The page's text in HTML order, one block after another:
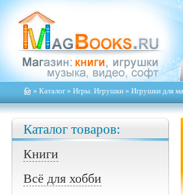
» Каталог » Игры. Игрушки » Игрушки для
Каталог товаров:
Книги
Всё для хобби